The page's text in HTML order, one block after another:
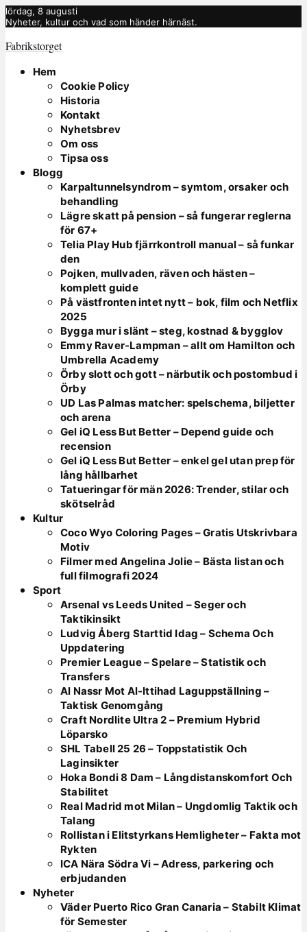
lördag, 8 augusti
Nyheter, kultur och vad som händer härnäst.
Fabrikstorget
Hem
Cookie Policy
Historia
Kontakt
Nyhetsbrev
Om oss
Tipsa oss
Blogg
Karpaltunnelsyndrom – symtom, orsaker och
behandling
Lägre skatt på pension – så fungerar reglerna
för 67+
Telia Play Hub fjärrkontroll manual – så funkar
den
Pojken, mullvaden, räven och hästen –
komplett guide
På västfronten intet nytt – bok, film och Netflix
2025
Bygga mur i slänt – steg, kostnad & bygglov
Emmy Raver-Lampman – allt om Hamilton och
Umbrella Academy
Örby slott och gott – närbutik och postombud i
Örby
UD Las Palmas matcher: spelschema, biljetter
och arena
Gel iQ Less But Better – Depend guide och
recension
Gel iQ Less But Better – enkel gel utan prep för
lång hållbarhet
Tatueringar för män 2026: Trender, stilar och
skötselråd
Kultur
Coco Wyo Coloring Pages – Gratis Utskrivbara
Motiv
Filmer med Angelina Jolie – Bästa listan och
full filmografi 2024
Sport
Arsenal vs Leeds United – Seger och
Taktikinsikt
Ludvig Åberg Starttid Idag – Schema Och
Uppdatering
Premier League – Spelare – Statistik och
Transfers
Al Nassr Mot Al-Ittihad Laguppställning –
Taktisk Genomgång
Craft Nordlite Ultra 2 – Premium Hybrid
Löparsko
SHL Tabell 25 26 – Toppstatistik Och
Laginsikter
Hoka Bondi 8 Dam – Långdistanskomfort Och
Stabilitet
Real Madrid mot Milan – Ungdomlig Taktik och
Talang
Rollistan i Elitstyrkans Hemligheter – Fakta mot
Rykten
ICA Nära Södra Vi – Adress, parkering och
erbjudanden
Nyheter
Väder Puerto Rico Gran Canaria – Stabilt Klimat
för Semester